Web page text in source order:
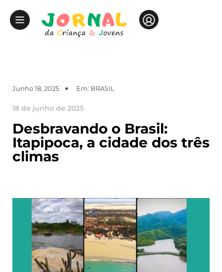
Junho 18, 2025 Em: BRASIL
18 de junho de 2025
Desbravando o Brasil:
Itapipoca, a cidade dos três
climas